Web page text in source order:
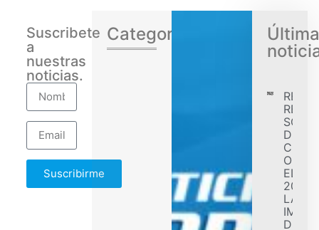
Suscribete
a
nuestras
noticias.
Suscribirme
Categorias
EL
2026
LA
DE